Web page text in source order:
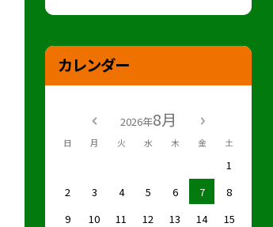
カレンダー
2026年8月
日 月 火 水 木 金 土
1
2
3 4 5 6 7
8
9
10 11 12 13 14
15